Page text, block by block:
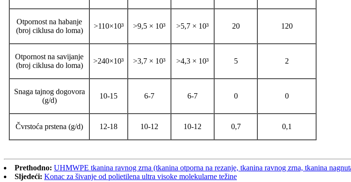
Otpornost na habanje
(broj ciklusa do loma)
>110×10³ >9,5 × 10³ >5,7 × 10³ 20 120
Otpornost na savijanje
(broj ciklusa do loma)
>240×10³ >3,7 × 10³ >4,3 × 10³ 5 2
Snaga tajnog dogovora
(g/d)
10-15 6-7 6-7 0 0
Čvrstoća prstena (g/d) 12-18 10-12 10-12 0,7 0,1
Prethodno: UHMWPE tkanina ravnog zrna (tkanina otporna na rezanje, tkanina ravnog zrna, tkanina
Sljedeći: Konac za šivanje od polietilena ultra visoke molekularne težine